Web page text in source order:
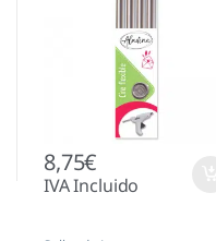
8,75€
IVA Incluido